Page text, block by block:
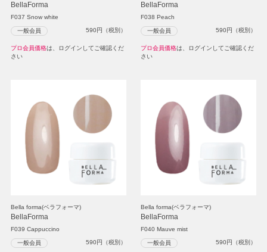
BellaForma
F037 Snow white
一般会員 590円（税別）
プロ会員価格は、ログインしてご確認くだ
さい
BellaForma
F038 Peach
一般会員 590円（税別）
プロ会員価格は、ログインしてご確認くだ
さい
Bella forma(ベラフォーマ)
BellaForma
F039 Cappuccino
一般会員 590円（税別）
Bella forma(ベラフォーマ)
BellaForma
F040 Mauve mist
一般会員 590円（税別）